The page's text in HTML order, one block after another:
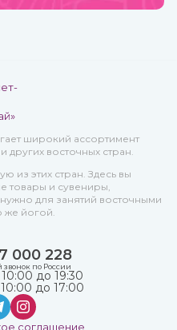
широкий ассортимент
других восточных стран.
из этих стран. Здесь вы
товары и сувениры,
для занятий восточными
же йогой.
000 228
звонок по России
до 19:30
до 17:00
соглашение